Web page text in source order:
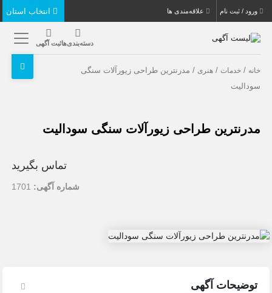
ورود / ثبت نام علاقه‌مندی ها
دسته‌بندی‌هاثبت آگهی
خانه /خدمات /هنری / مدرنترین طراحی زیورآلات سنگی
سودالیت
مدرنترین طراحی زیورآلات سنگی سودالیت
تماس بگیرید
شماره آگهی: 1701
توضیحات آگهی